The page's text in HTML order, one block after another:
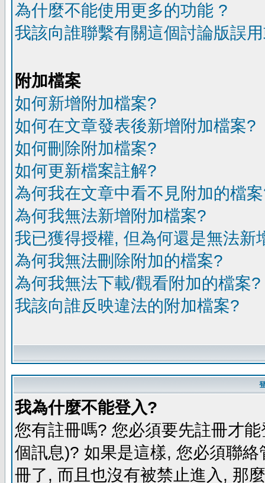
為什麼不能使用更多的功能 ?
我該向誰聯繫有關這個討論版誤
附加檔案
如何新增附加檔案?
如何在文章發表後新增附加檔案?
如何刪除附加檔案?
如何更新檔案註解?
為何我在文章中看不見附加的檔
為何我無法新增附加檔案?
我已獲得授權, 但為何還是無法新
為何我無法刪除附加的檔案?
為何我無法下載/觀看附加的檔案?
我該向誰反映違法的附加檔案?
我為什麼不能登入?
您有註冊嗎? 您必須要先註冊才
個訊息)? 如果是這樣, 您必須聯
冊了, 而且也沒有被禁止進入, 那